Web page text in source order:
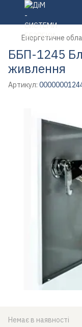
Енергетичне
ББП-1245
живлення
Артикул:
Немає в наявності